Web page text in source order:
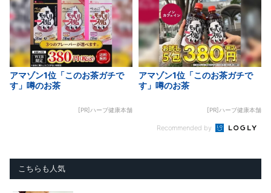
アマゾン1位「このお茶ガチで
す」噂のお茶
[PR]ハーブ健康本舗
アマゾン1位「このお茶ガチで
す」噂のお茶
[PR]ハーブ健康本舗
Recommended by
こちらも人気